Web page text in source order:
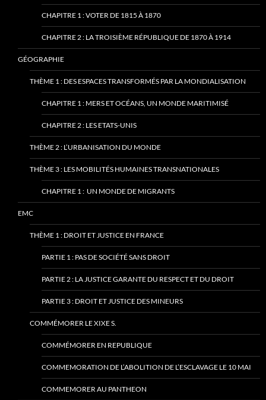
CHAPITRE 1 : VOTER DE 1815 À 1870
CHAPITRE 2 : LA TROISIÈME RÉPUBLIQUE DE 1870 À 1914
GÉOGRAPHIE
THÈME 1 : DES ESPACES TRANSFORMÉS PAR LA MONDIALISATION
CHAPITRE 1 : MERS ET OCÉANS, UN MONDE MARITIMISÉ
CHAPITRE 2 : LES ETATS-UNIS
THÈME 2 : L’URBANISATION DU MONDE
THÈME 3 : LES MOBILITÉS HUMAINES TRANSNATIONALES
CHAPITRE 1 : UN MONDE DE MIGRANTS
EMC
THÈME 1 : DROIT ET JUSTICE EN FRANCE
PARTIE 1 : PAS DE SOCIÉTÉ SANS DROIT
PARTIE 2 : LA JUSTICE GARANTE DU RESPECT ET DU DROIT
PARTIE 3 : DROIT ET JUSTICE DES MINEURS
COMMÉMORER LE XIXE S.
COMMÉMORER EN REPUBLIQUE
COMMEMORATION DE L’ABOLITION DE L’ESCLAVAGE LE 10 MAI
COMMEMORER AU PANTHEON